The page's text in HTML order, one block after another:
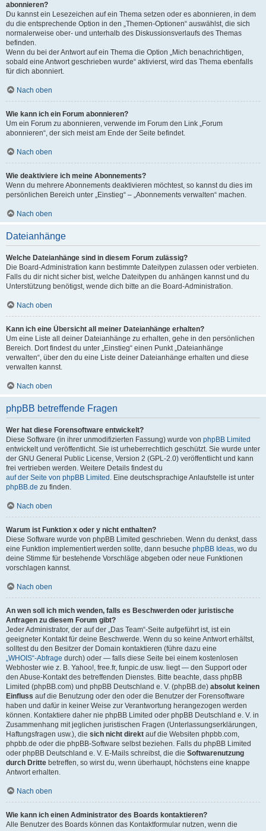
abonnieren?
Du kannst ein Lesezeichen auf ein Thema setzen oder es abonnieren, in dem
du die entsprechende Option in den „Themen-Optionen“ auswählst, die sich
normalerweise ober- und unterhalb des Diskussionsverlaufs des Themas
befinden.
Wenn du bei der Antwort auf ein Thema die Option „Mich benachrichtigen,
sobald eine Antwort geschrieben wurde“ aktivierst, wird das Thema ebenfalls
für dich abonniert.
Nach oben
Wie kann ich ein Forum abonnieren?
Um ein Forum zu abonnieren, verwende im Forum den Link „Forum
abonnieren“, der sich meist am Ende der Seite befindet.
Nach oben
Wie deaktiviere ich meine Abonnements?
Wenn du mehrere Abonnements deaktivieren möchtest, so kannst du dies im
persönlichen Bereich unter „Einstieg“ – „Abonnements verwalten“ machen.
Nach oben
Dateianhänge
Welche Dateianhänge sind in diesem Forum zulässig?
Die Board-Administration kann bestimmte Dateitypen zulassen oder verbieten.
Falls du dir nicht sicher bist, welche Dateitypen du anhängen kannst und du
Unterstützung benötigst, wende dich bitte an die Board-Administration.
Nach oben
Kann ich eine Übersicht all meiner Dateianhänge erhalten?
Um eine Liste all deiner Dateianhänge zu erhalten, gehe in den persönlichen
Bereich. Dort findest du unter „Einstieg“ einen Punkt „Dateianhänge
verwalten“, über den du eine Liste deiner Dateianhänge erhalten und diese
verwalten kannst.
Nach oben
phpBB betreffende Fragen
Wer hat diese Forensoftware entwickelt?
Diese Software (in ihrer unmodifizierten Fassung) wurde von phpBB Limited
entwickelt und veröffentlicht. Sie ist urheberrechtlich geschützt. Sie wurde unter
der GNU General Public License, Version 2 (GPL-2.0) veröffentlicht und kann
frei vertrieben werden. Weitere Details findest du
auf der Seite von phpBB Limited . Eine deutschsprachige Anlaufstelle ist unter
phpBB.de zu finden.
Nach oben
Warum ist Funktion x oder y nicht enthalten?
Diese Software wurde von phpBB Limited geschrieben. Wenn du denkst, dass
eine Funktion implementiert werden sollte, dann besuche phpBB Ideas, wo du
deine Stimme für bestehende Vorschläge abgeben oder neue Funktionen
vorschlagen kannst.
Nach oben
An wen soll ich mich wenden, falls es Beschwerden oder juristische
Anfragen zu diesem Forum gibt?
Jeder Administrator, der auf der „Das Team“-Seite aufgeführt ist, ist ein
geeigneter Kontakt für deine Beschwerde. Wenn du so keine Antwort erhältst,
solltest du den Besitzer der Domain kontaktieren (führe dazu eine
„WHOIS“-Abfrage durch) oder — falls diese Seite bei einem kostenlosen
Webhoster wie z. B. Yahoo!, free.fr, funpic.de usw. liegt — den Support oder
den Abuse-Kontakt des betreffenden Dienstes. Bitte beachte, dass phpBB
Limited (phpBB.com) und phpBB Deutschland e. V. (phpBB.de) absolut keinen
Einfluss auf die Benutzung oder den oder die Benutzer der Forensoftware
haben und dafür in keiner Weise zur Verantwortung herangezogen werden
können. Kontaktiere daher nie phpBB Limited oder phpBB Deutschland e. V. in
Zusammenhang mit jeglichen juristischen Fragen (Unterlassungserklärungen,
Haftungsfragen usw.), die sich nicht direkt auf die Websiten phpbb.com,
phpbb.de oder die phpBB-Software selbst beziehen. Falls du phpBB Limited
oder phpBB Deutschland e. V. E-Mails schreibst, die die Softwarenutzung
durch Dritte betreffen, so wirst du, wenn überhaupt, höchstens eine knappe
Antwort erhalten.
Nach oben
Wie kann ich einen Administrator des Boards kontaktieren?
Alle Benutzer des Boards können das Kontaktformular nutzen, wenn die